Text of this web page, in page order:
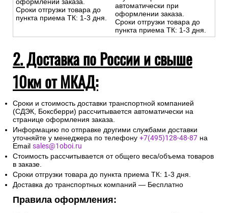
оформлении заказа.
Сроки отгрузки товара до
пункта приема ТК: 1-3 дня.
автоматически при
оформлении заказа.
Сроки отгрузки товара до
пункта приема ТК: 1-3 дня.
2. Доставка по России и свыше
10км от МКАД:
Сроки и стоимость доставки транспортной компанией
(СДЭК, Боксберри) рассчитывается автоматически на
странице оформления заказа.
Информацию по отправке другими службами доставки
уточняйте у менеджера по телефону +7(495)128-48-87 на
Email sales@1oboi.ru
Стоимость рассчитывается от общего веса/объема товаров
в заказе.
Сроки отгрузки товара до пункта приема ТК: 1-3 дня.
Доставка до транспортных компаний — Бесплатно
Правила оформления: